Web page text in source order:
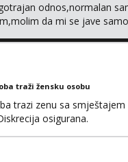
odnos,normalan
da mi se jave
traži žensku osobu
trazi zenu sa
osigurana.